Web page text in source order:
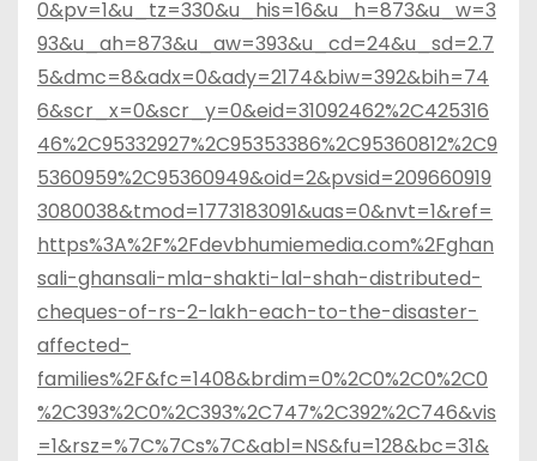
0&pv=1&u_tz=330&u_his=16&u_h=873&u_w=3
93&u_ah=873&u_aw=393&u_cd=24&u_sd=2.7
5&dmc=8&adx=0&ady=2174&biw=392&bih=74
6&scr_x=0&scr_y=0&eid=31092462%2C425316
46%2C95332927%2C95353386%2C95360812%2C9
5360959%2C95360949&oid=2&pvsid=209660919
3080038&tmod=1773183091&uas=0&nvt=1&ref=
https%3A%2F%2Fdevbhumiemedia.com%2Fghan
sali-ghansali-mla-shakti-lal-shah-distributed-
cheques-of-rs-2-lakh-each-to-the-disaster-
affected-
families%2F&fc=1408&brdim=0%2C0%2C0%2C0
%2C393%2C0%2C393%2C747%2C392%2C746&vis
=1&rsz=%7C%7Cs%7C&abl=NS&fu=128&bc=31&